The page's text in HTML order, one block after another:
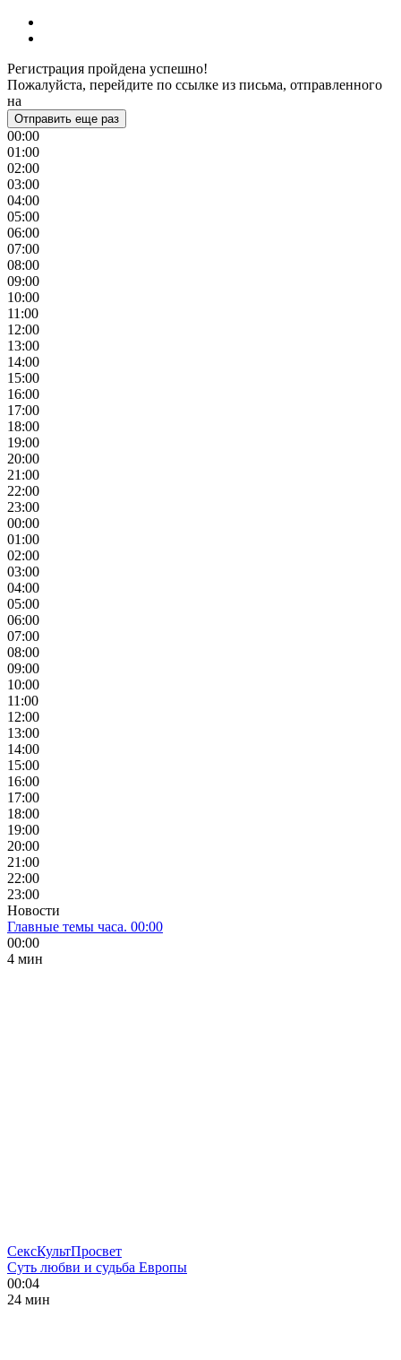
Регистрация пройдена успешно!
Пожалуйста, перейдите по ссылке из письма, отправленного
на
Отправить еще раз
00:00
01:00
02:00
03:00
04:00
05:00
06:00
07:00
08:00
09:00
10:00
11:00
12:00
13:00
14:00
15:00
16:00
17:00
18:00
19:00
20:00
21:00
22:00
23:00
00:00
01:00
02:00
03:00
04:00
05:00
06:00
07:00
08:00
09:00
10:00
11:00
12:00
13:00
14:00
15:00
16:00
17:00
18:00
19:00
20:00
21:00
22:00
23:00
Новости
Главные темы часа. 00:00
00:00
4 мин
СексКультПросвет
Суть любви и судьба Европы
00:04
24 мин